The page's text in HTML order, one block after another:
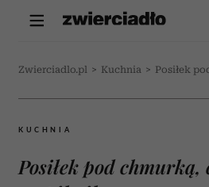
Zwierciadlo.pl > Kuchnia > Posiłek
KUCHNIA
Posiłek pod